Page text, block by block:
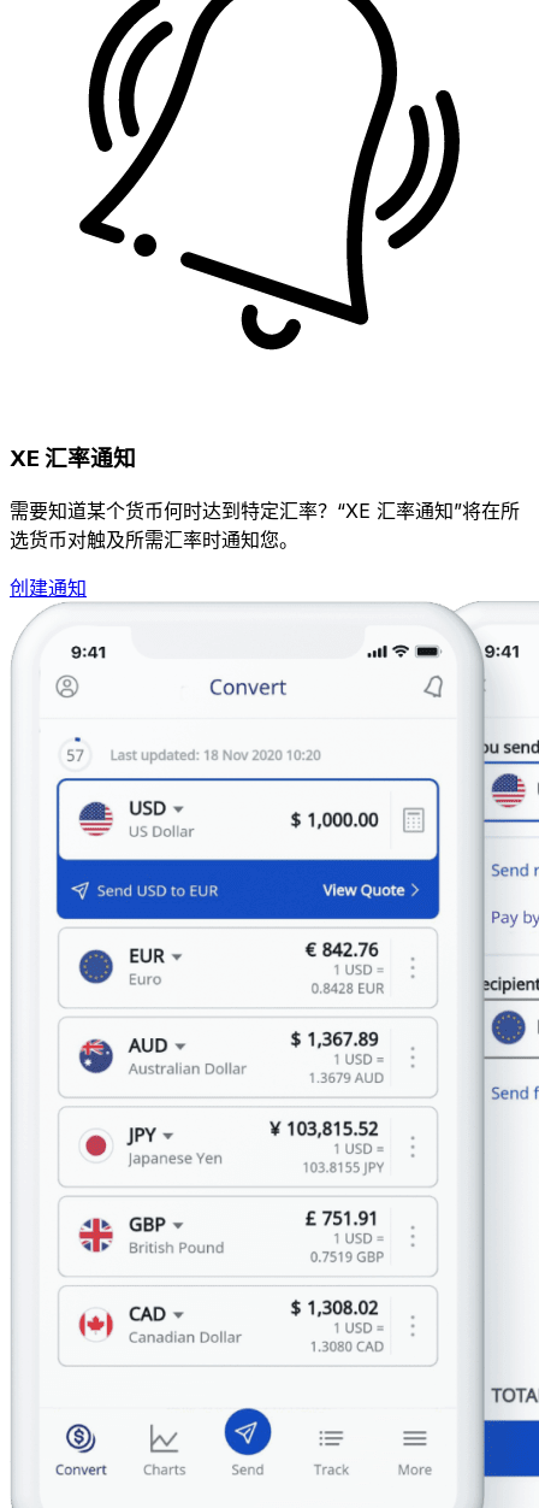
XE 汇率通知
需要知道某个货币何时达到特定汇率？“XE 汇率通知”将在所
选货币对触及所需汇率时通知您。
创建通知